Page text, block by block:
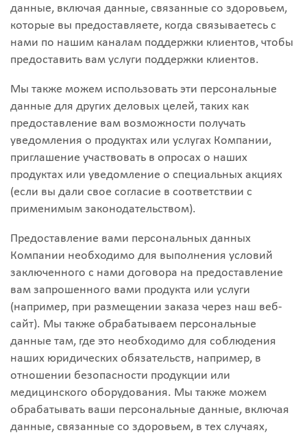
данные, включая данные, связанные со здоровьем,
которые вы предоставляете, когда связываетесь с
нами по нашим каналам поддержки клиентов, чтобы
предоставить вам услуги поддержки клиентов.
Мы также можем использовать эти персональные
данные для других деловых целей, таких как
предоставление вам возможности получать
уведомления о продуктах или услугах Компании,
приглашение участвовать в опросах о наших
продуктах или уведомление о специальных акциях
(если вы дали свое согласие в соответствии с
применимым законодательством).
Предоставление вами персональных данных
Компании необходимо для выполнения условий
заключенного с нами договора на предоставление
вам запрошенного вами продукта или услуги
(например, при размещении заказа через наш веб-
сайт). Мы также обрабатываем персональные
данные там, где это необходимо для соблюдения
наших юридических обязательств, например, в
отношении безопасности продукции или
медицинского оборудования. Мы также можем
обрабатывать ваши персональные данные, включая
данные, связанные со здоровьем, в тех случаях,